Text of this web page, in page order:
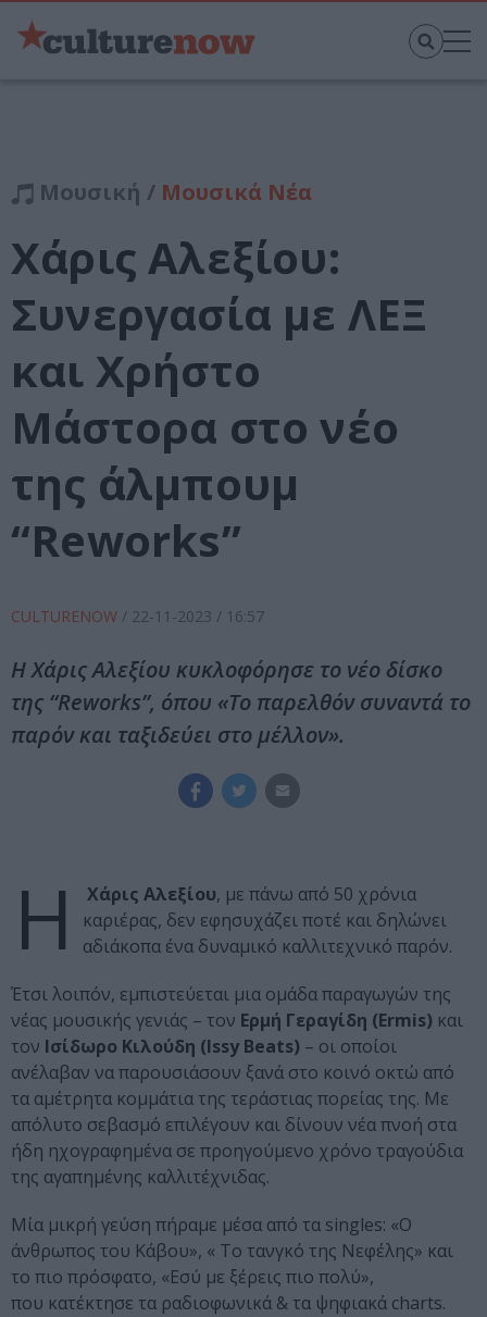
Μουσική / Μουσικά Νέα
Χάρις Αλεξίου:
Συνεργασία με ΛΕΞ
και Χρήστο
Μάστορα στο νέο
της άλμπουμ
“Reworks”
CULTURENOW / 22-11-2023 / 16:57
Η Χάρις Αλεξίου κυκλοφόρησε το νέο δίσκο
της “Reworks”, όπου «Το παρελθόν συναντά το
παρόν και ταξιδεύει στο μέλλον».
Η Χάρις Αλεξίου, με πάνω από 50 χρόνια
καριέρας, δεν εφησυχάζει ποτέ και δηλώνει
αδιάκοπα ένα δυναμικό καλλιτεχνικό παρόν.
Έτσι λοιπόν, εμπιστεύεται μια ομάδα παραγωγών της
νέας μουσικής γενιάς – τον Ερμή Γεραγίδη (Ermis) και
τον Ισίδωρο Κιλούδη (Issy Beats) – οι οποίοι
ανέλαβαν να παρουσιάσουν ξανά στο κοινό οκτώ από
τα αμέτρητα κομμάτια της τεράστιας πορείας της. Με
απόλυτο σεβασμό επιλέγουν και δίνουν νέα πνοή στα
ήδη ηχογραφημένα σε προηγούμενο χρόνο τραγούδια
της αγαπημένης καλλιτέχνιδας.
Μία μικρή γεύση πήραμε μέσα από τα singles: «Ο
άνθρωπος του Κάβου», « Το τανγκό της Νεφέλης» και
το πιο πρόσφατο, «Εσύ με ξέρεις πιο πολύ»,
που κατέκτησε τα ραδιοφωνικά & τα ψηφιακά charts.